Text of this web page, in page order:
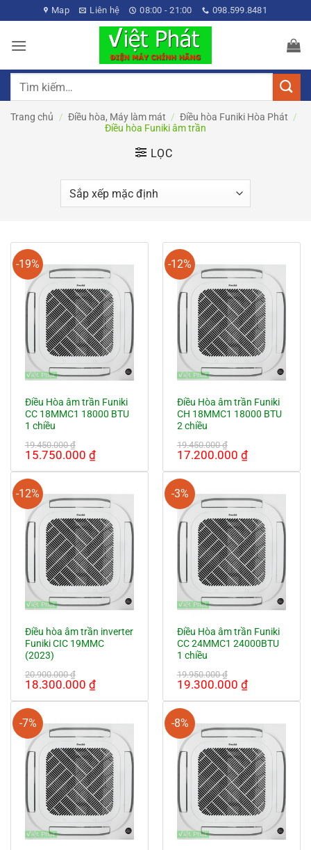
qua
nội
Map Liên hệ 08:00 - 21:00 098.599.8481
Tìm
Trang chủ / Điều hòa, Máy làm mát / Điều hòa Funiki Hòa Phát /
Điều hòa Funiki âm trần
LỌC
-19%
Điều Hòa âm trần Funiki
CC 18MMC1 18000 BTU
1 chiều
19.450.000₫
Giá
là:
19.450.000 ₫.
15.750.000 ₫Giá
là:
15.750.000 ₫.
-12%
Điều Hòa âm trần Funiki
CH 18MMC1 18000 BTU
2 chiều
19.450.000₫
Giá
là:
19.450.000 ₫.
17.200.000 ₫Giá
là:
-12%
Điều hòa âm trần inverter
Funiki CIC 19MMC
(2023)
20.900.000₫
Giá
là:
20.900.000 ₫.
18.300.000 ₫Giá
là:
18.300.000 ₫.
-3%
Điều Hòa âm trần Funiki
CC 24MMC1 24000BTU
1 chiều
19.950.000₫
Giá
là:
19.950.000 ₫.
19.300.000 ₫Giá
là:
-7% -8%